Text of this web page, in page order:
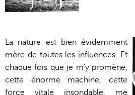
La nature est bien évidemment
mère de toutes les influences. Et
chaque fois que je m'y promène,
cette énorme machine, cette
force vitale insondable, me